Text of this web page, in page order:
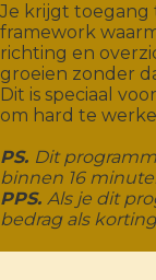
Je krijgt toegang
framework
richting en
groeien zonder
Dit is speciaal
om hard te
PS. Dit
binnen 16
PPS. Als je dit
bedrag als